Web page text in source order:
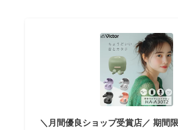
＼月間優良ショップ受賞店／ 期間